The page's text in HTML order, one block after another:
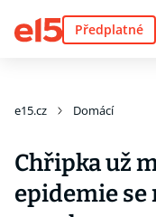
Předplatné
e15.cz Domácí
Chřipka už
epidemie se